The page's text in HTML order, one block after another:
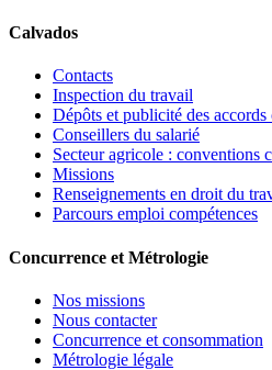
Calvados
Contacts
Inspection du travail
Dépôts et publicité des
Conseillers du salarié
Secteur agricole : conventions
Missions
Renseignements en droit du
Parcours emploi compétences
Concurrence et Métrologie
Nos missions
Nous contacter
Concurrence et consommation
Métrologie légale